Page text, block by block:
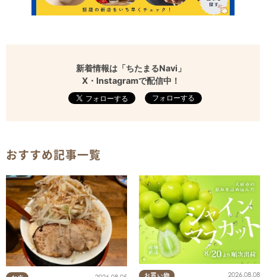
新着情報は「ちたまるNavi」
X・Instagramで配信中！
フォローする
おすすめ記事一覧
2026.08.08